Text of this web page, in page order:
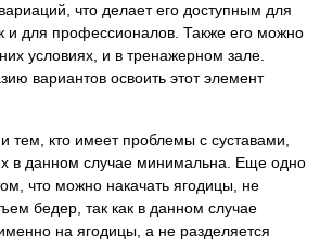
что делает его доступным для
и для профессионалов. Также его можно
условиях, и в тренажерном зале.
вариантов освоить этот элемент
тем, кто имеет проблемы с суставами,
в данном случае минимальна. Еще одно
что можно накачать ягодицы, не
бедер, так как в данном случае
на ягодицы, а не разделяется